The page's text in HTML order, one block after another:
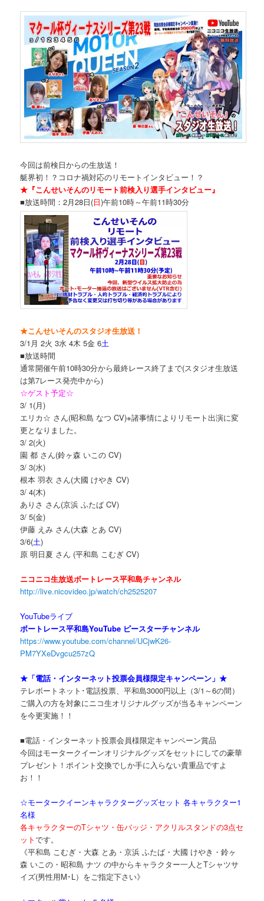
今回は前検日からの生放送！
艇界初！？コロナ禍対応のリモートインタビュー！？
★『こんせいそんのリモート前検入り選手インタビュー』
■放送時間：2月28日(日)午前10時～午前11時30分
★こんせいそんのスタジオ生放送！
3/1月 2火 3水 4木 5金 6土
■放送時間
通常開催午前10時30分から最終レース終了まで(スタジオ生放送
は第7レース発売中から)
☆ゲスト予定☆
3/ 1(月)
エリカ☆ さん(昭和島 なつ CV)※諸事情によりリモート出演に変
更となりました。
3/ 2(火)
園 都 さん(鈴ヶ森 いこの CV)
3/ 3(水)
根本 羽衣 さん(大國 けやき CV)
3/ 4(木)
ありさ さん(京浜 ふたば CV)
3/ 5(金)
伊藤 えみ さん(大森 とあ CV)
3/6(土)
原 明日夏 さん (平和島 こむぎ CV)
ニコニコ生放送ボートレース平和島チャンネル
http://live.nicovideo.jp/watch/ch2525207
YouTubeライブ
ボートレース平和島YouTube ピースターチャンネル
https://www.youtube.com/channel/UCjwK26-
PM7YXeDvgcu257zQ
★「電話・インターネット投票会員様限定キャンペーン」★
テレボートネット･電話投票、平和島3000円以上（3/1～6の間）
ご購入の方を対象にニコ生オリジナルグッズが当るキャンペーン
を今更実施！！
■電話・インターネット投票会員様限定キャンペーン賞品
今回はモータークイーンオリジナルグッズをセットにしての豪華
プレゼント！ポイント交換でしか手に入らない貴重品ですよ
お！！
☆モータークイーンキャラクターグッズセット 各キャラクター1
名様
各キャラクターのTシャツ・缶バッジ・アクリルスタンドの3点セ
ットです。
《平和島 こむぎ・大森 とあ・京浜 ふたば・大國 けやき・鈴ヶ
森 いこの・昭和島 ナツ の中からキャラクター一人とTシャツサ
イズ(男性用M･L）をご指定下さい》